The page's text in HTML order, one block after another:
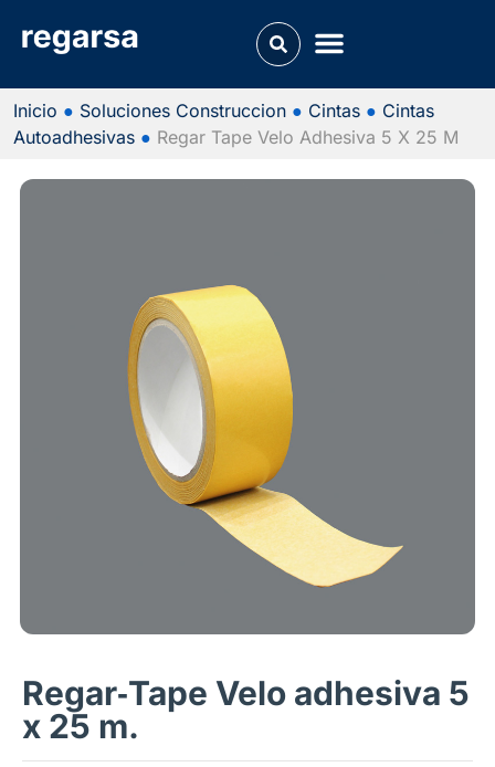
Inicio ● Soluciones Construccion ● Cintas ● Cintas
Autoadhesivas ● Regar Tape Velo Adhesiva 5 X 25 M
Regar‑Tape Velo adhesiva 5
x 25 m.